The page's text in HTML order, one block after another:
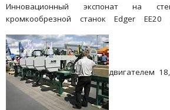
Инновационный экспонат на
кромкообрезной станок Edger
двигателем